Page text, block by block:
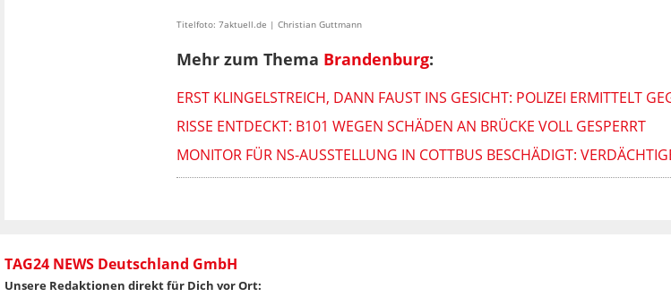
Titelfoto: 7aktuell.de | Christian Guttmann
Mehr zum Thema Brandenburg:
ERST KLINGELSTREICH, DANN FAUST INS GESICHT: POLIZEI ERMITTELT
RISSE ENTDECKT: B101 WEGEN SCHÄDEN AN BRÜCKE VOLL GESPERRT
MONITOR FÜR NS-AUSSTELLUNG IN COTTBUS BESCHÄDIGT:
TAG24 NEWS Deutschland GmbH
Unsere Redaktionen direkt für Dich vor Ort: